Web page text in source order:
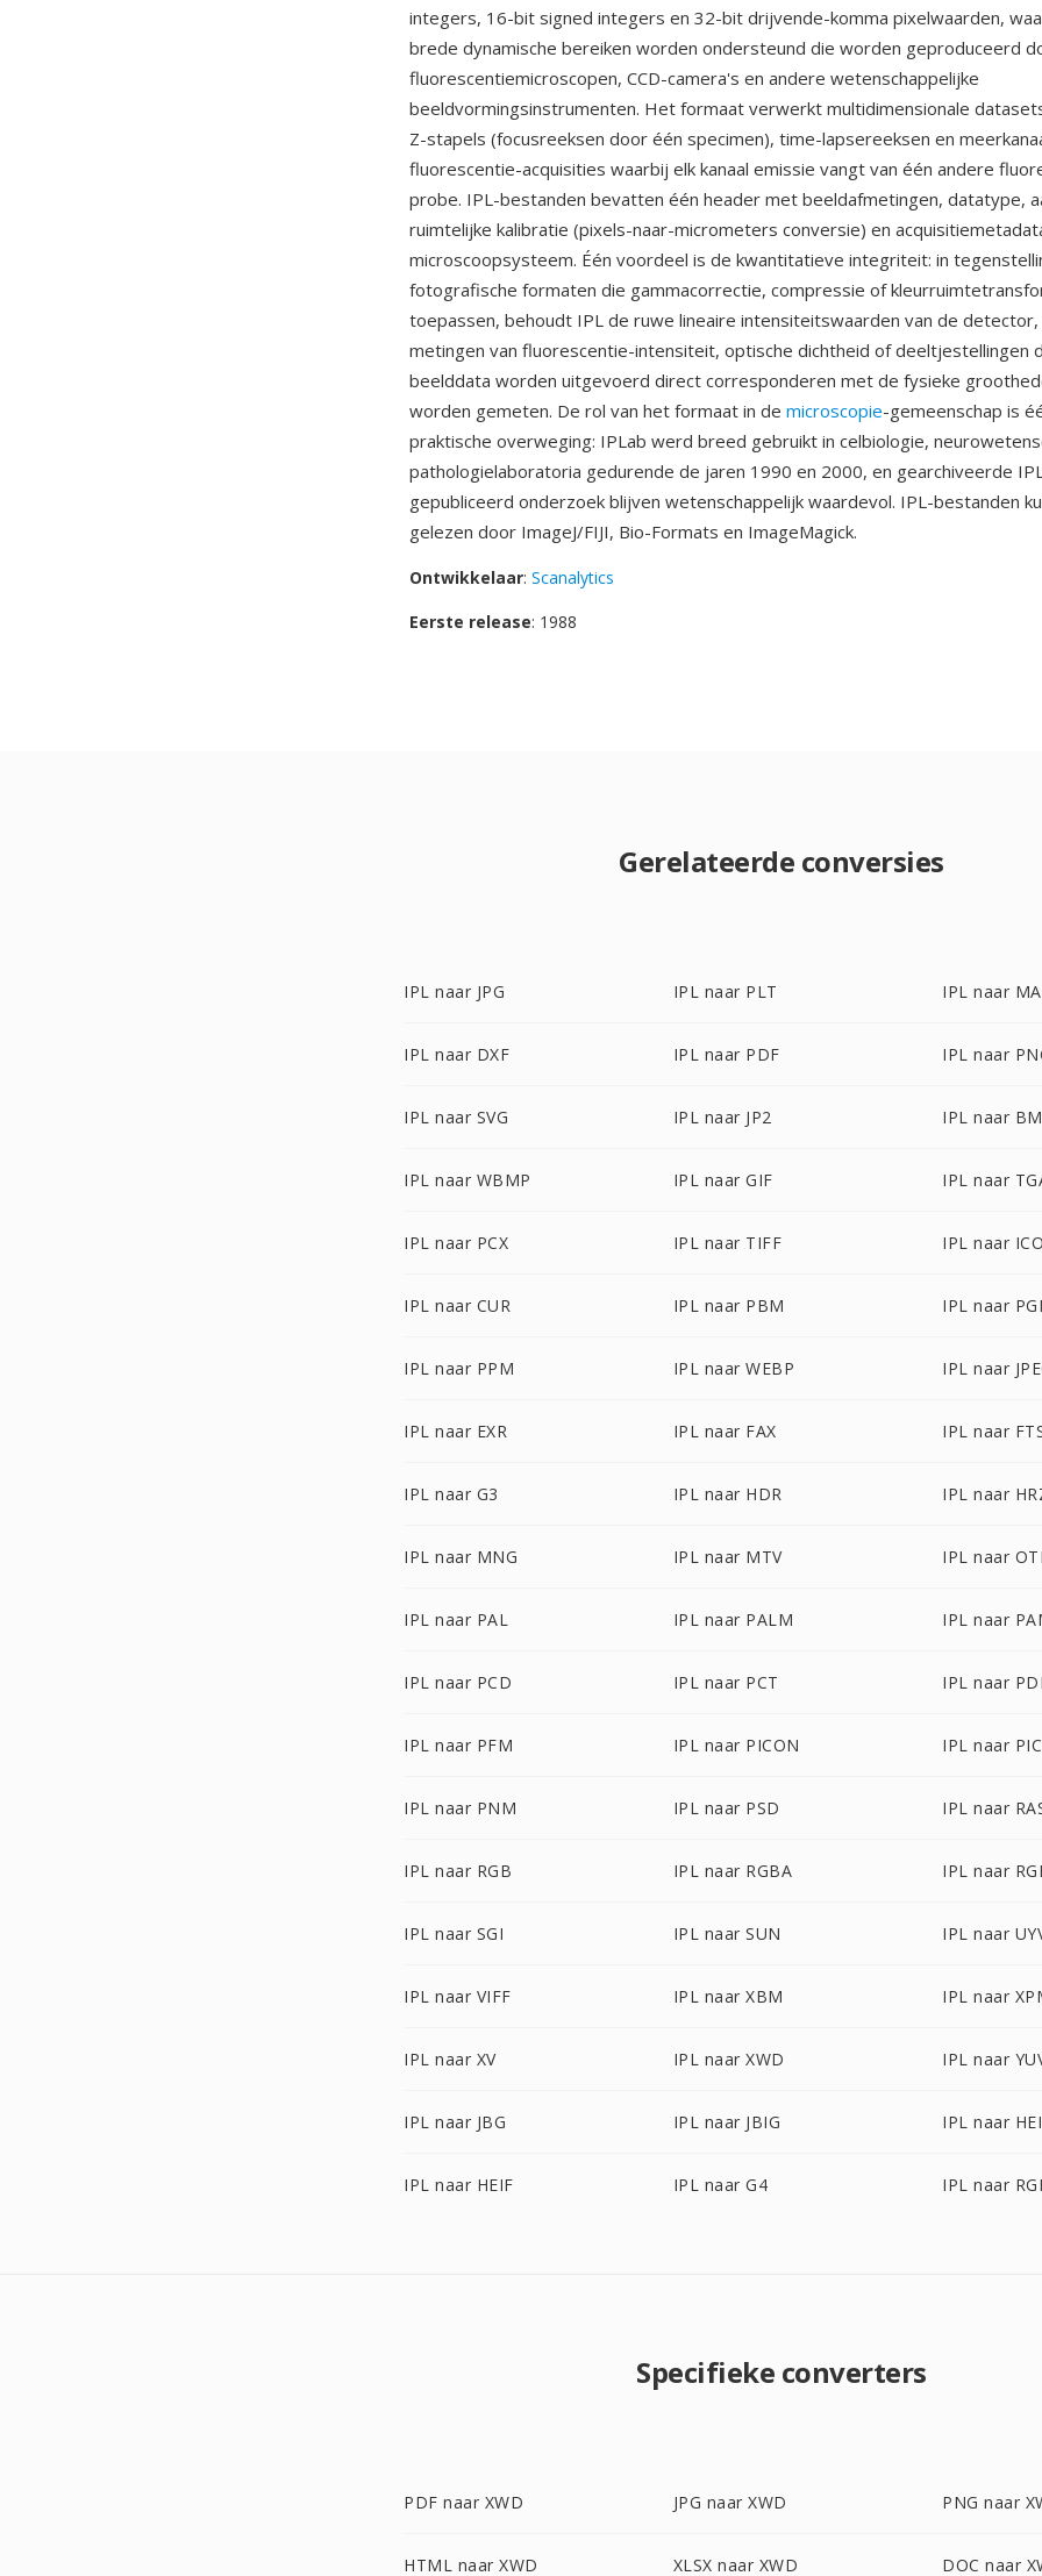
integers, 16-bit signed integers en 32-bit drijvende-komma pixelwaarden,
brede dynamische bereiken worden ondersteund die worden geproduceerd
fluorescentiemicroscopen, CCD-camera's en andere wetenschappelijke
beeldvormingsinstrumenten. Het formaat verwerkt multidimensionale
Z-stapels (focusreeksen door één specimen), time-lapsereeksen en
fluorescentie-acquisities waarbij elk kanaal emissie vangt van één andere
probe. IPL-bestanden bevatten één header met beeldafmetingen, datatype,
ruimtelijke kalibratie (pixels-naar-micrometers conversie) en
microscoopsysteem. Één voordeel is de kwantitatieve integriteit: in
fotografische formaten die gammacorrectie, compressie of
toepassen, behoudt IPL de ruwe lineaire intensiteitswaarden van de
metingen van fluorescentie-intensiteit, optische dichtheid of deeltjestellingen
beelddata worden uitgevoerd direct corresponderen met de fysieke
worden gemeten. De rol van het formaat in de microscopie-gemeenschap is
praktische overweging: IPLab werd breed gebruikt in celbiologie,
pathologielaboratoria gedurende de jaren 1990 en 2000, en gearchiveerde
gepubliceerd onderzoek blijven wetenschappelijk waardevol. IPL-bestanden
gelezen door ImageJ/FIJI, Bio-Formats en ImageMagick.
Ontwikkelaar: Scanalytics
Eerste release: 1988
Gerelateerde conversies
IPL naar JPG IPL naar PLT IPL naar
IPL naar DXF IPL naar PDF IPL naar
IPL naar SVG IPL naar JP2 IPL naar
IPL naar WBMP IPL naar GIF IPL naar
IPL naar PCX IPL naar TIFF IPL naar ICO
IPL naar CUR IPL naar PBM IPL naar
IPL naar PPM IPL naar WEBP IPL naar
IPL naar EXR IPL naar FAX IPL naar
IPL naar G3 IPL naar HDR IPL naar
IPL naar MNG IPL naar MTV IPL naar
IPL naar PAL IPL naar PALM IPL naar
IPL naar PCD IPL naar PCT IPL naar
IPL naar PFM IPL naar PICON IPL naar
IPL naar PNM IPL naar PSD IPL naar
IPL naar RGB IPL naar RGBA IPL naar
IPL naar SGI IPL naar SUN IPL naar
IPL naar VIFF IPL naar XBM IPL naar
IPL naar XV IPL naar XWD IPL naar
IPL naar JBG IPL naar JBIG IPL naar
IPL naar HEIF IPL naar G4 IPL naar
Specifieke converters
PDF naar XWD JPG naar XWD PNG naar
HTML naar XWD XLSX naar XWD DOC naar